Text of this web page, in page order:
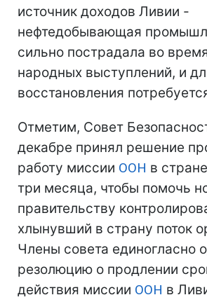
источник доходов Ливии -
нефтедобывающая
сильно пострадала во
народных выступлений, и
восстановления
Отметим, Совет
декабре принял решение
работу миссии ООН в
три месяца, чтобы помочь
правительству
хлынувший в страну поток
Члены совета единогласно
резолюцию о продлении
действия миссии ООН в